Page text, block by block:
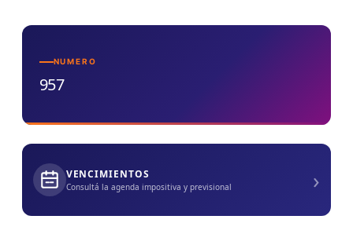
NUMERO
957
VENCIMIENTOS
Consultá la agenda impositiva y previsional ›